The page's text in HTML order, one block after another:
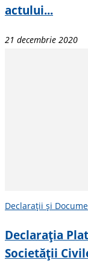
actului...
21 decembrie 2020
Declarații și
Declarația
Societății